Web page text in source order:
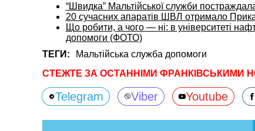
“Швидка” Мальтійської служби
20 сучасних апаратів ШВЛ отримало
Що робити, а чого — ні: в університеті
допомоги (ФОТО)
ТЕГИ:
Мальтійська служба допомоги
СТЕЖТЕ ЗА ОСТАННІМИ ФРАНКІВСЬКИМИ
Telegram Viber Youtube